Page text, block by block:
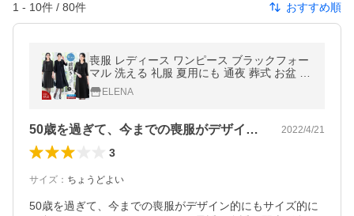
1 - 10件 / 80件 おすすめ順
喪服 レディース ワンピース ブラックフォー
マル 洗える 礼服 夏用にも 通夜 葬式 お盆 大
きいサイズ 小さいサイズ オールシーズン 試
着チケット対象
ELENA
50歳を過ぎて、今までの喪服がデザイン… 2022/4/21
3
サイズ ： ちょうどよい
50歳を過ぎて、今までの喪服がデザイン的にもサイズ的に